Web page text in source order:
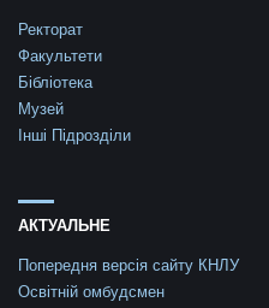
Ректорат
Факультети
Бібліотека
Музей
Інші Підрозділи
АКТУАЛЬНЕ
Попередня версія сайту КНЛУ
Освітній омбудсмен